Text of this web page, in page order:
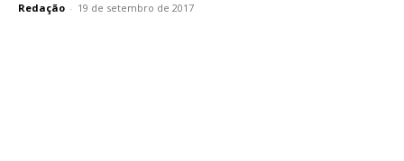
Redação - 19 de setembro de 2017